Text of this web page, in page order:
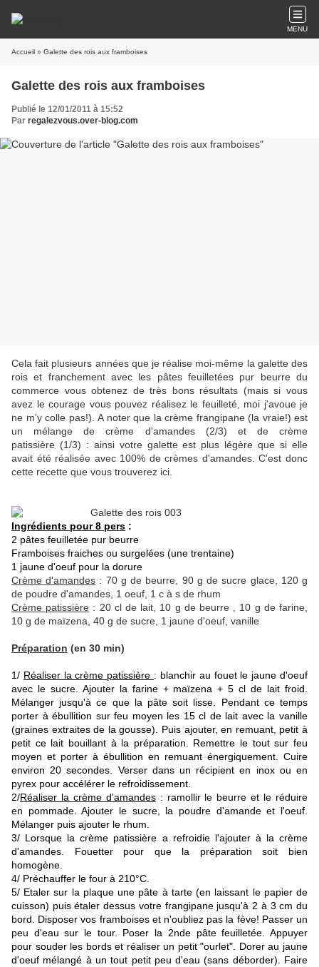
MENU
Accueil » Galette des rois aux framboises
Galette des rois aux framboises
Publié le 12/01/2011 à 15:52
Par regalezvous.over-blog.com
Cela fait plusieurs années que je réalise moi-même la galette des
rois et franchement avec les pâtes feuilletées pur beurre du
commerce vous obtenez de très bons résultats (mais si vous
avez le courage vous pouvez réalisez le feuilleté, moi j'avoue je
ne m'y colle pas!). A noter que la crème frangipane (la vraie!) est
un mélange de crème d'amandes (2/3) et de crème
patissière (1/3) : ainsi votre galette est plus légère que si elle
avait été réalisée avec 100% de crèmes d'amandes. C'est donc
cette recette que vous trouverez ici.
Ingrédients pour 8 pers :
2 pâtes feuilletée pur beurre
Framboises fraiches ou surgelées (une trentaine)
1 jaune d'oeuf pour la dorure
Crème d'amandes : 70 g de beurre, 90 g de sucre glace, 120 g
de poudre d'amandes, 1 oeuf, 1 c à s de rhum
Crème patissière : 20 cl de lait, 10 g de beurre , 10 g de farine,
10 g de maïzena, 40 g de sucre, 1 jaune d'oeuf, vanille
Préparation (en 30 min)
1/ Réaliser la crème patissière : blanchir au fouet le jaune d'oeuf
avec le sucre. Ajouter la farine + maïzena + 5 cl de lait froid.
Mélanger jusqu'à ce que la pâte soit lisse. Pendant ce temps
porter à ébullition sur feu moyen les 15 cl de lait avec la vanille
(graines extraites de la gousse). Puis ajouter, en remuant, petit à
petit ce lait bouillant à la préparation. Remettre le tout sur feu
moyen et porter à ébullition en remuant énergiquement. Cuire
environ 20 secondes. Verser dans un récipient en inox ou en
pyrex pour accélérer le refroidissement.
2/Réaliser la crème d'amandes: ramollir le beurre et le réduire
en pommade. Ajouter le sucre, la poudre d'amande et l'oeuf.
Mélanger puis ajouter le rhum.
3/ Lorsque la crème patissière a refroidie l'ajouter à la crème
d'amandes. Fouetter pour que la préparation soit bien
homogène.
4/ Préchauffer le four à 210°C.
5/ Etaler sur la plaque une pâte à tarte (en laissant le papier de
cuisson) puis étaler dessus votre frangipane jusqu'à 2 à 3 cm du
bord. Disposer vos framboises et n'oubliez pas la fève! Passer un
peu d'eau sur le tour. Poser la 2nde pâte feuilletée. Appuyer
pour souder les bords et réaliser un petit "ourlet". Dorer au jaune
d'oeuf mélangé à un tout petit peu d'eau (sans déborder). Faire